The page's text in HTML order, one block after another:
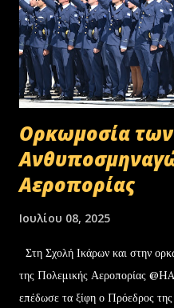
Oρκωμοσία
Αεροπορίας
Ιουλίου 08, 2025
Στη Σχολή Ικάρων και στην
της Πολεμικής Αεροπορίας
επέδωσε τα ξίφη ο Πρόεδρος